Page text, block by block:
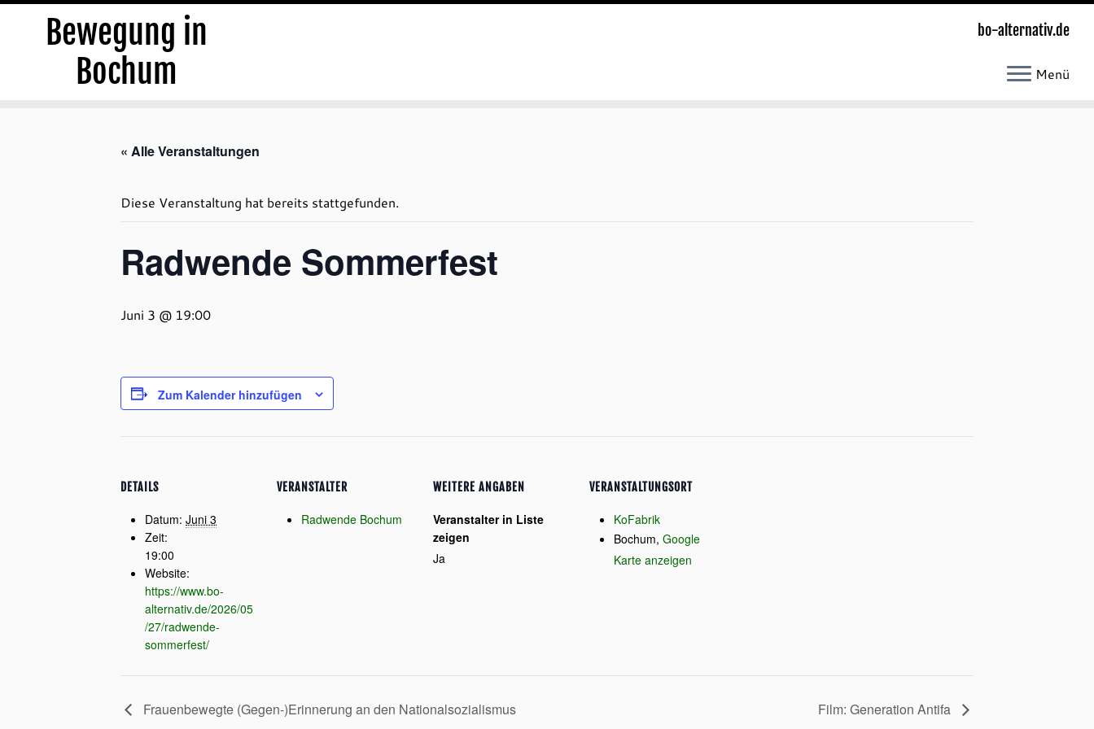
Bewegung in
Bochum
bo-alternativ.de
Menü
« Alle Veranstaltungen
Diese Veranstaltung hat bereits stattgefunden.
Radwende Sommerfest
Juni 3 @ 19:00
Zum Kalender hinzufügen
DETAILS
Datum: Juni 3
Zeit:
19:00
Website:
https://www.bo-
alternativ.de/2026/05
/27/radwende-
sommerfest/
VERANSTALTER
Radwende Bochum
WEITERE ANGABEN
Veranstalter in Liste
zeigen
Ja
VERANSTALTUNGSORT
KoFabrik
Bochum, Google
Karte anzeigen
Frauenbewegte (Gegen-)Erinnerung an den Nationalsozialismus Film: Generation Antifa